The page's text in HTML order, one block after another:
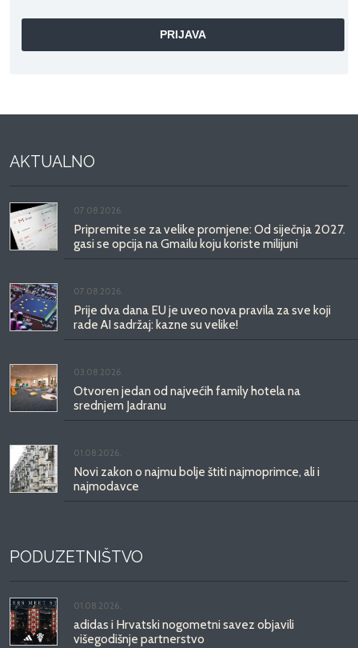
AKTUALNO
07.08.2026.
Pripremite se za velike promjene: Od siječnja 2027.
gasi se opcija na Gmailu koju koriste milijuni
07.08.2026.
Prije dva dana EU je uveo nova pravila za sve koji
rade AI sadržaj: kazne su velike!
03.08.2026.
Otvoren jedan od najvećih family hotela na
srednjem Jadranu
01.08.2026.
Novi zakon o najmu bolje štiti najmoprimce, ali i
najmodavce
PODUZETNIŠTVO
01.08.2026.
adidas i Hrvatski nogometni savez objavili
višegodišnje partnerstvo